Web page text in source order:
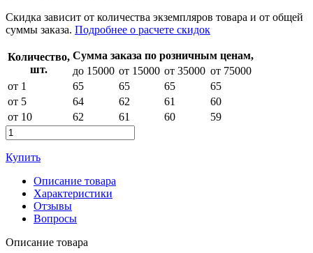
Скидка зависит от количества экземпляров товара и от общей
суммы заказа. Подробнее о расчете скидок
Количество,
шт.
Сумма заказа по розничным ценам,
до 15000 от 15000 от 35000 от 75000
от 1
65 65 65
65
от 5
64 62 61
60
от 10
62 61 60 59
Купить
Описание товара
Характеристики
Отзывы
Вопросы
Описание товара